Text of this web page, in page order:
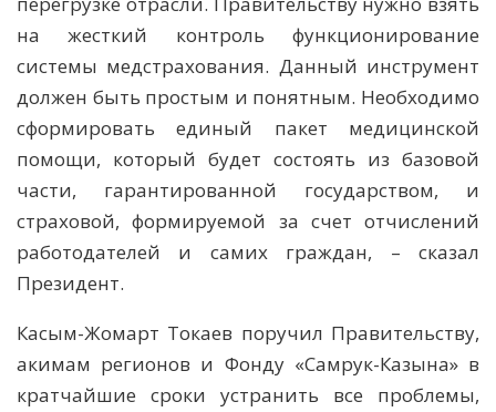
на жесткий контроль функционирование
системы медстрахования. Данный инструмент
должен быть простым и понятным. Необходимо
сформировать единый пакет медицинской
помощи, который будет состоять из базовой
части, гарантированной государством, и
страховой, формируемой за счет отчислений
работодателей и самих граждан, – сказал
Президент.
Касым-Жомарт Токаев поручил Правительству,
акимам регионов и Фонду «Самрук-Казына» в
кратчайшие сроки устранить все проблемы,